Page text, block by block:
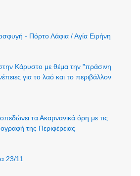
- Πόρτο Λάφια / Αγία Ειρήνη
Κάρυστο με θέμα την "πράσινη
για το λαό και το περιβάλλον
τα Ακαρνανικά όρη με τις
της Περιφέρειας
23/11